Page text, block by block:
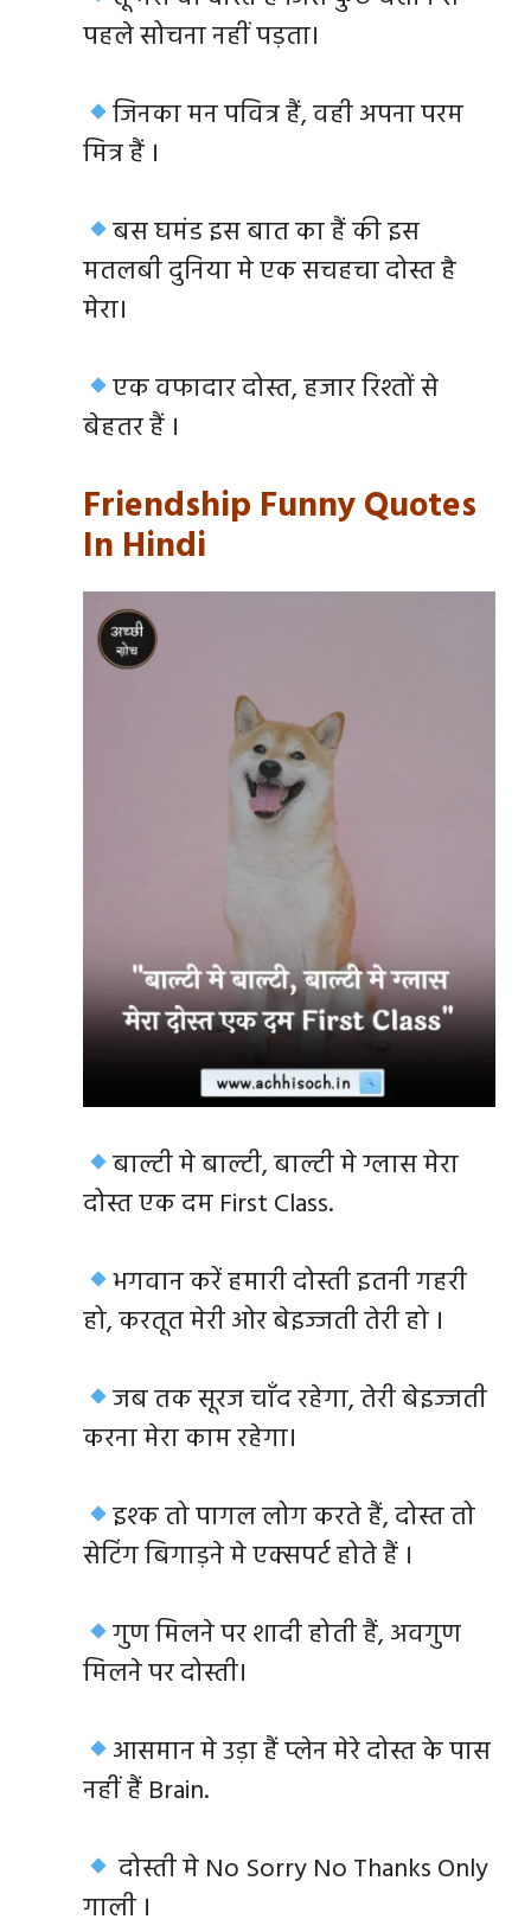
पहले सोचना नहीं पड़ता।
जिनका मन पवित्र हैं, वही अपना परम
मित्र हैं ।
बस घमंड इस बात का हैं की इस
मतलबी दुनिया मे एक सचहचा दोस्त है
मेरा।
एक वफादार दोस्त, हजार रिश्तों से
बेहतर हैं ।
Friendship Funny Quotes
In Hindi
बाल्टी मे बाल्टी, बाल्टी मे ग्लास मेरा
दोस्त एक दम First Class.
भगवान करें हमारी दोस्ती इतनी गहरी
हो, करतूत मेरी ओर बेइज्जती तेरी हो ।
जब तक सूरज चाँद रहेगा, तेरी बेइज्जती
करना मेरा काम रहेगा।
इश्क तो पागल लोग करते हैं, दोस्त तो
सेटिंग बिगाड़ने मे एक्सपर्ट होते हैं ।
गुण मिलने पर शादी होती हैं, अवगुण
मिलने पर दोस्ती।
आसमान मे उड़ा हैं प्लेन मेरे दोस्त के पास
नहीं हैं Brain.
दोस्ती मे No Sorry No Thanks Only
गाली ।